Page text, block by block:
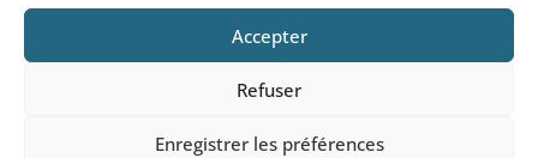
Accepter
Refuser
Enregistrer les préférences